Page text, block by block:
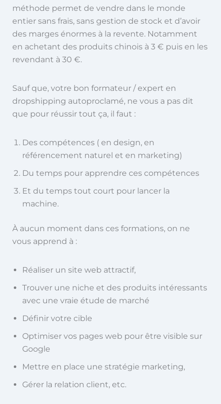
méthode permet de vendre dans le monde
entier sans frais, sans gestion de stock et d’avoir
des marges énormes à la revente. Notamment
en achetant des produits chinois à 3 € puis en les
revendant à 30 €.
Sauf que, votre bon formateur / expert en
dropshipping autoproclamé, ne vous a pas dit
que pour réussir tout ça, il faut :
Des compétences ( en design, en
référencement naturel et en marketing)
Du temps pour apprendre ces compétences
Et du temps tout court pour lancer la
machine.
À aucun moment dans ces formations, on ne
vous apprend à :
Réaliser un site web attractif,
Trouver une niche et des produits intéressants
avec une vraie étude de marché
Définir votre cible
Optimiser vos pages web pour être visible sur
Google
Mettre en place une stratégie marketing,
Gérer la relation client, etc.